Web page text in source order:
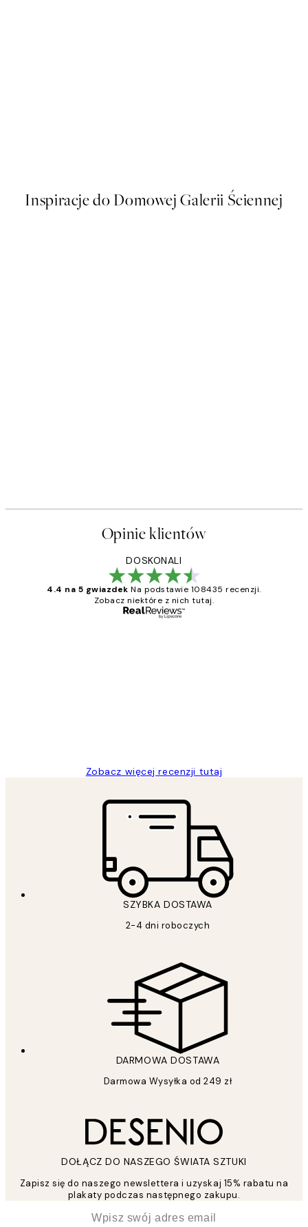
Inspiracje do Domowej Galerii Ściennej
Opinie klientów
DOSKONALI
4.4 na 5 gwiazdek Na podstawie 108435 recenzji.
Zobacz niektóre z nich tutaj.
Zobacz więcej recenzji tutaj
SZYBKA DOSTAWA
2-4 dni roboczych
DARMOWA DOSTAWA
Darmowa Wysyłka od 249 zł
DOŁĄCZ DO NASZEGO ŚWIATA SZTUKI
Zapisz się do naszego newslettera i uzyskaj 15% rabatu na
plakaty podczas następnego zakupu.